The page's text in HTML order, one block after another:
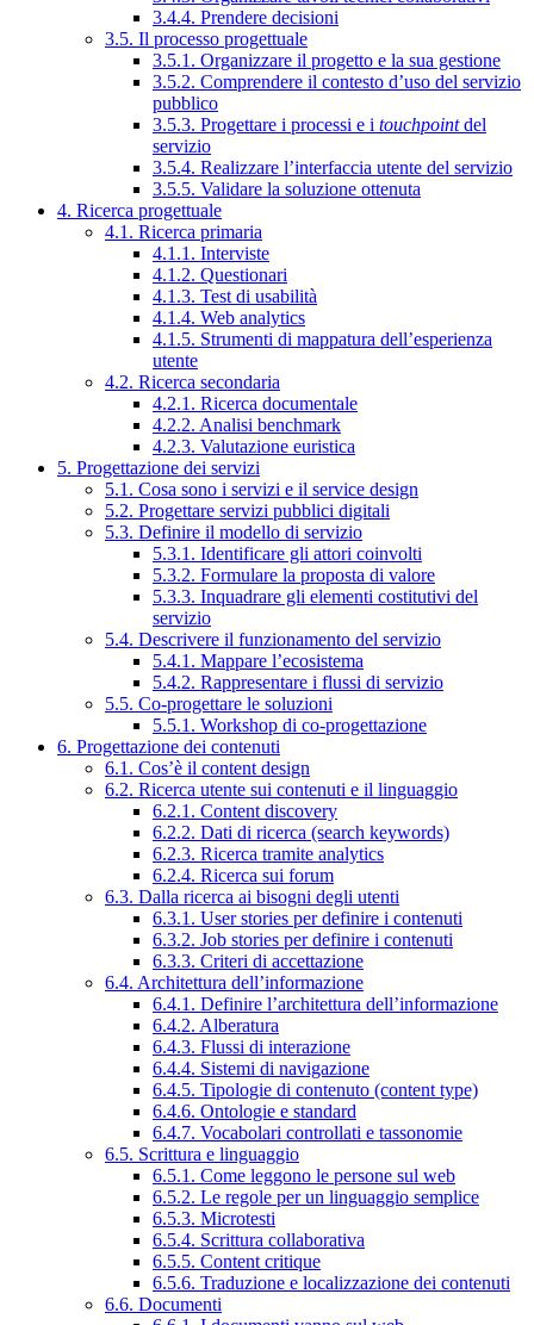
3.4.4. Prendere decisioni
3.5. Il processo progettuale
3.5.1. Organizzare il progetto e la sua gestione
3.5.2. Comprendere il contesto d’uso del servizio
pubblico
3.5.3. Progettare i processi e i touchpointdel
servizio
3.5.4. Realizzare l’interfaccia utente del servizio
3.5.5. Validare la soluzione ottenuta
4. Ricerca progettuale
4.1. Ricerca primaria
4.1.1. Interviste
4.1.2. Questionari
4.1.3. Test di usabilità
4.1.4. Web analytics
4.1.5. Strumenti di mappatura dell’esperienza
utente
4.2. Ricerca secondaria
4.2.1. Ricerca documentale
4.2.2. Analisi benchmark
4.2.3. Valutazione euristica
5. Progettazione dei servizi
5.1. Cosa sono i servizi e il service design
5.2. Progettare servizi pubblici digitali
5.3. Definire il modello di servizio
5.3.1. Identificare gli attori coinvolti
5.3.2. Formulare la proposta di valore
5.3.3. Inquadrare gli elementi costitutivi del
servizio
5.4. Descrivere il funzionamento del servizio
5.4.1. Mappare l’ecosistema
5.4.2. Rappresentare i flussi di servizio
5.5. Co-progettare le soluzioni
5.5.1. Workshop di co-progettazione
6. Progettazione dei contenuti
6.1. Cos’è il content design
6.2. Ricerca utente sui contenuti e il linguaggio
6.2.1. Content discovery
6.2.2. Dati di ricerca (search keywords)
6.2.3. Ricerca tramite analytics
6.2.4. Ricerca sui forum
6.3. Dalla ricerca ai bisogni degli utenti
6.3.1. User stories per definire i contenuti
6.3.2. Job stories per definire i contenuti
6.3.3. Criteri di accettazione
6.4. Architettura dell’informazione
6.4.1. Definire l’architettura dell’informazione
6.4.2. Alberatura
6.4.3. Flussi di interazione
6.4.4. Sistemi di navigazione
6.4.5. Tipologie di contenuto (content type)
6.4.6. Ontologie e standard
6.4.7. Vocabolari controllati e tassonomie
6.5. Scrittura e linguaggio
6.5.1. Come leggono le persone sul web
6.5.2. Le regole per un linguaggio semplice
6.5.3. Microtesti
6.5.4. Scrittura collaborativa
6.5.5. Content critique
6.5.6. Traduzione e localizzazione dei contenuti
6.6. Documenti